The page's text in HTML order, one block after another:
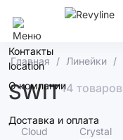
Контакты
О компании
Доставка и оплата
Главная Линейки
SWIT14 товаров
Cloud
Crystal